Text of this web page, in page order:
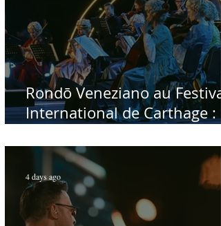
Rondō Veneziano au Festival
International de Carthage :
public tunisien
4 days ago